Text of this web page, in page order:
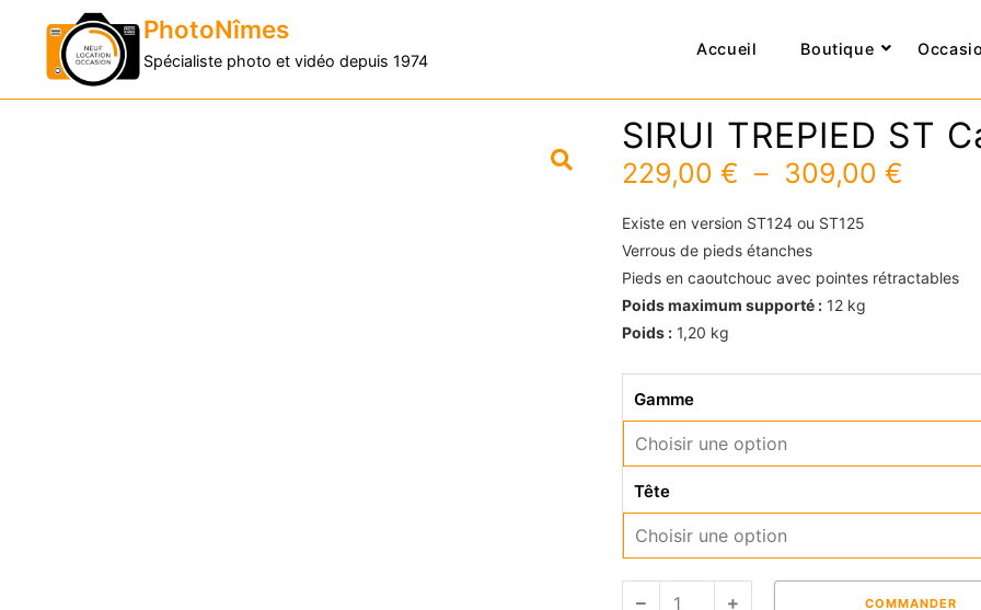
PhotoNîmes
Spécialiste photo et vidéo depuis 1974
Accueil Boutique
SIRUI TREPIED ST
229,00 € – 309,00 €
à
Existe en version ST124 ou ST125
Verrous de pieds étanches
Pieds en caoutchouc avec pointes rétractables
Poids maximum supporté : 12 kg
Poids : 1,20 kg
Gamme
Tête
de
SIRUI
TREPIED
COMMANDER